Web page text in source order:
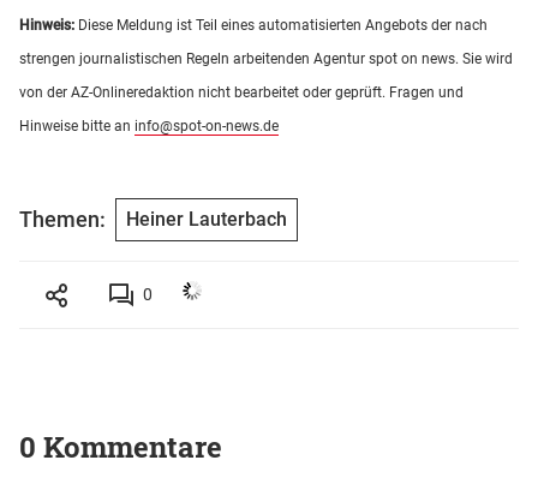
Hinweis: Diese Meldung ist Teil eines automatisierten Angebots der nach
strengen journalistischen Regeln arbeitenden Agentur spot on news. Sie wird
von der AZ-Onlineredaktion nicht bearbeitet oder geprüft. Fragen und
Hinweise bitte an info@spot-on-news.de
Themen: Heiner Lauterbach
0
0 Kommentare